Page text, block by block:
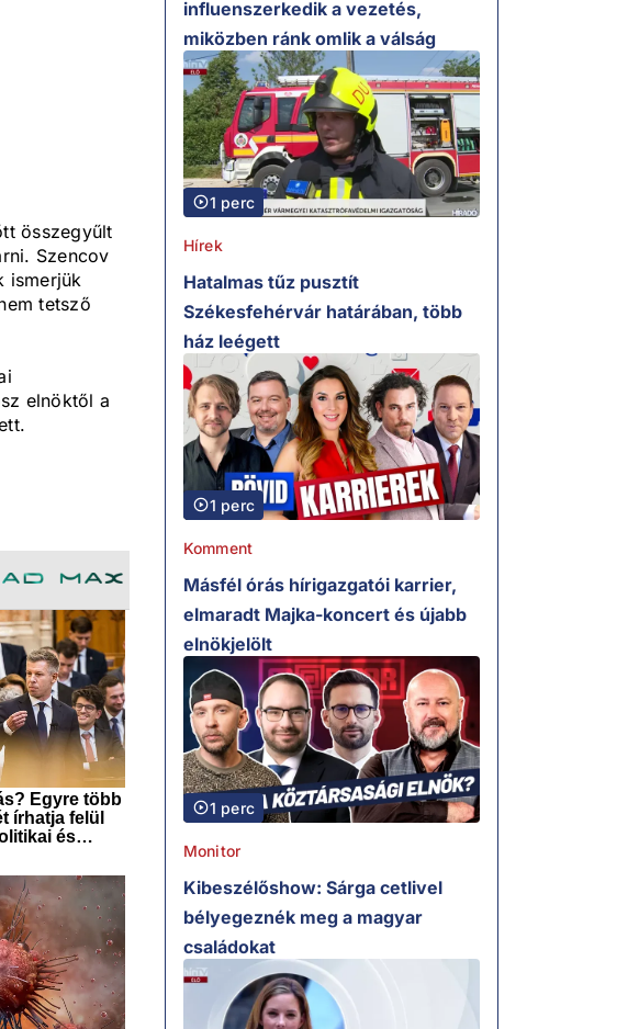
összegyűlt
Szencov
ismerjük
tetsző
elnöktől a
influenszerkedik a vezetés,
miközben ránk omlik a válság
1 perc
Hírek
Hatalmas tűz pusztít
Székesfehérvár határában, több
ház leégett
1 perc
Komment
Másfél órás hírigazgatói karrier,
elmaradt Majka-koncert és újabb
elnökjelölt
1 perc
Monitor
Kibeszélőshow: Sárga cetlivel
bélyegeznék meg a magyar
családokat